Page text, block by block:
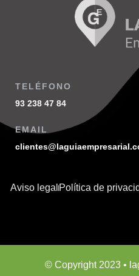
TELÉFONO
93 238 47 84
EMAIL
Aviso legal Política de
© Copyright 2023 •